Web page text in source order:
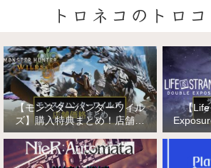
トロネコのトロ
【モンスターハンターワイル
ズ】購入特典まとめ！店舗特
典・店舗価格比較！
【
店舗特